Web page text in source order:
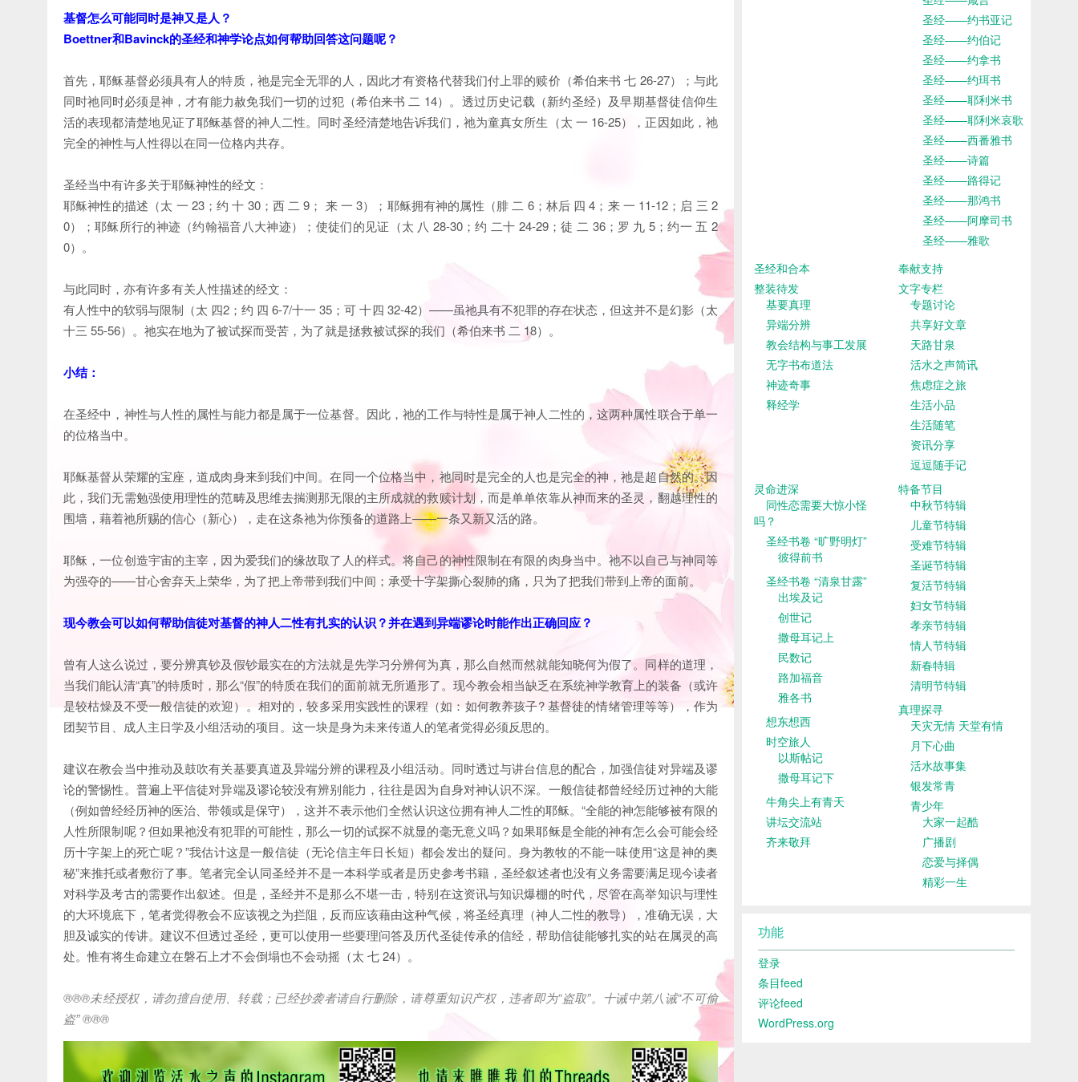
基督怎么可能同时是神又是人？
Boettner和Bavinck的圣经和神学论点如何帮助回答这问题呢？
首先，耶稣基督必须具有人的特质，祂是完全无罪的人，因此才有资格代替我们付上罪的赎价（希伯来书 七 26-27）；与此
同时祂同时必须是神，才有能力赦免我们一切的过犯（希伯来书 二 14）。透过历史记载（新约圣经）及早期基督徒信仰生
活的表现都清楚地见证了耶稣基督的神人二性。同时圣经清楚地告诉我们，祂为童真女所生（太 一 16-25），正因如此，祂
完全的神性与人性得以在同一位格内共存。
圣经当中有许多关于耶稣神性的经文：
耶稣神性的描述（太 一 23；约 十 30；西 二 9； 来 一 3）；耶稣拥有神的属性（腓 二 6；林后 四 4；来 一 11-12；启 三 2
0）；耶稣所行的神迹（约翰福音八大神迹）；使徒们的见证（太 八 28-30；约 二十 24-29；徒 二 36；罗 九 5；约一 五 2
0）。
与此同时，亦有许多有关人性描述的经文：
有人性中的软弱与限制（太 四2；约 四 6-7/十一 35；可 十四 32-42）——虽祂具有不犯罪的存在状态，但这并不是幻影（太
十三 55-56）。祂实在地为了被试探而受苦，为了就是拯救被试探的我们（希伯来书 二 18）。
小结：
在圣经中，神性与人性的属性与能力都是属于一位基督。因此，祂的工作与特性是属于神人二性的，这两种属性联合于单一
的位格当中。
耶稣基督从荣耀的宝座，道成肉身来到我们中间。在同一个位格当中，祂同时是完全的人也是完全的神，祂是超自然的。因
此，我们无需勉强使用理性的范畴及思维去揣测那无限的主所成就的救赎计划，而是单单依靠从神而来的圣灵，翻越理性的
围墙，藉着祂所赐的信心（新心），走在这条祂为你预备的道路上——一条又新又活的路。
耶稣，一位创造宇宙的主宰，因为爱我们的缘故取了人的样式。将自己的神性限制在有限的肉身当中。祂不以自己与神同等
为强夺的——甘心舍弃天上荣华，为了把上帝带到我们中间；承受十字架撕心裂肺的痛，只为了把我们带到上帝的面前。
现今教会可以如何帮助信徒对基督的神人二性有扎实的认识？并在遇到异端谬论时能作出正确回应？
曾有人这么说过，要分辨真钞及假钞最实在的方法就是先学习分辨何为真，那么自然而然就能知晓何为假了。同样的道理，
当我们能认清“真”的特质时，那么“假”的特质在我们的面前就无所遁形了。现今教会相当缺乏在系统神学教育上的装备（或许
是较枯燥及不受一般信徒的欢迎）。相对的，较多采用实践性的课程（如：如何教养孩子? 基督徒的情绪管理等等），作为
团契节目、成人主日学及小组活动的项目。这一块是身为未来传道人的笔者觉得必须反思的。
建议在教会当中推动及鼓吹有关基要真道及异端分辨的课程及小组活动。同时透过与讲台信息的配合，加强信徒对异端及谬
论的警惕性。普遍上平信徒对异端及谬论较没有辨别能力，往往是因为自身对神认识不深。一般信徒都曾经经历过神的大能
（例如曾经经历神的医治、带领或是保守），这并不表示他们全然认识这位拥有神人二性的耶稣。“全能的神怎能够被有限的
人性所限制呢？但如果祂没有犯罪的可能性，那么一切的试探不就显的毫无意义吗？如果耶稣是全能的神有怎么会可能会经
历十字架上的死亡呢？”我估计这是一般信徒（无论信主年日长短）都会发出的疑问。身为教牧的不能一味使用“这是神的奥
秘”来推托或者敷衍了事。笔者完全认同圣经并不是一本科学或者是历史参考书籍，圣经叙述者也没有义务需要满足现今读者
对科学及考古的需要作出叙述。但是，圣经并不是那么不堪一击，特别在这资讯与知识爆棚的时代，尽管在高举知识与理性
的大环境底下，笔者觉得教会不应该视之为拦阻，反而应该藉由这种气候，将圣经真理（神人二性的教导），准确无误，大
胆及诚实的传讲。建议不但透过圣经，更可以使用一些要理问答及历代圣徒传承的信经，帮助信徒能够扎实的站在属灵的高
处。惟有将生命建立在磐石上才不会倒塌也不会动摇（太 七 24）。
®®®未经授权，请勿擅自使用、转载；已经抄袭者请自行删除，请尊重知识产权，违者即为“盗取”。十诫中第八诫“不可偷
盗” ®®®
圣经——约书亚记
圣经——约伯记
圣经——约拿书
圣经——约珥书
圣经——耶利米书
圣经——耶利米哀歌
圣经——西番雅书
圣经——诗篇
圣经——路得记
圣经——那鸿书
圣经——阿摩司书
圣经——雅歌
圣经和合本
奉献支持
整装待发
基要真理
异端分辨
教会结构与事工发展
无字书布道法
神迹奇事
释经学
文字专栏
专题讨论
共享好文章
天路甘泉
活水之声简讯
焦虑症之旅
生活小品
生活随笔
资讯分享
逗逗随手记
灵命进深
同性恋需要大惊小怪
吗？
圣经书卷 “旷野明灯”
彼得前书
圣经书卷 “清泉甘露”
出埃及记
创世记
撒母耳记上
民数记
路加福音
雅各书
想东想西
时空旅人
以斯帖记
撒母耳记下
牛角尖上有青天
讲坛交流站
齐来敬拜
特备节目
中秋节特辑
儿童节特辑
受难节特辑
圣诞节特辑
复活节特辑
妇女节特辑
孝亲节特辑
情人节特辑
新春特辑
清明节特辑
真理探寻
天灾无情 天堂有情
月下心曲
活水故事集
银发常青
青少年
大家一起酷
广播剧
恋爱与择偶
精彩一生
功能
登录
条目feed
评论feed
WordPress.org